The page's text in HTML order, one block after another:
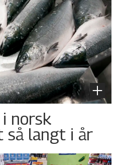
i norsk
så langt i år